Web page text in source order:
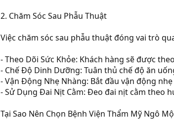
2. Chăm Sóc Sau Phẫu Thuật
Việc chăm sóc sau phẫu thuật đóng vai trò
- Theo Dõi Sức Khỏe: Khách hàng sẽ được
- Chế Độ Dinh Dưỡng: Tuân thủ chế độ ăn
- Vận Động Nhẹ Nhàng: Bắt đầu vận động
- Sử Dụng Đai Nịt Cằm: Đeo đai nịt cằm theo
Tại Sao Nên Chọn Bệnh Viện Thẩm Mỹ Ngô